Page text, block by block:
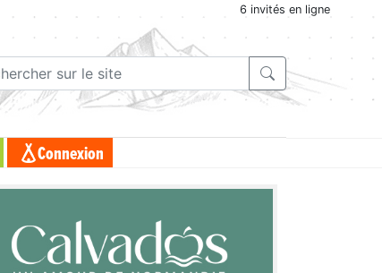
6 invités en ligne
Connexion